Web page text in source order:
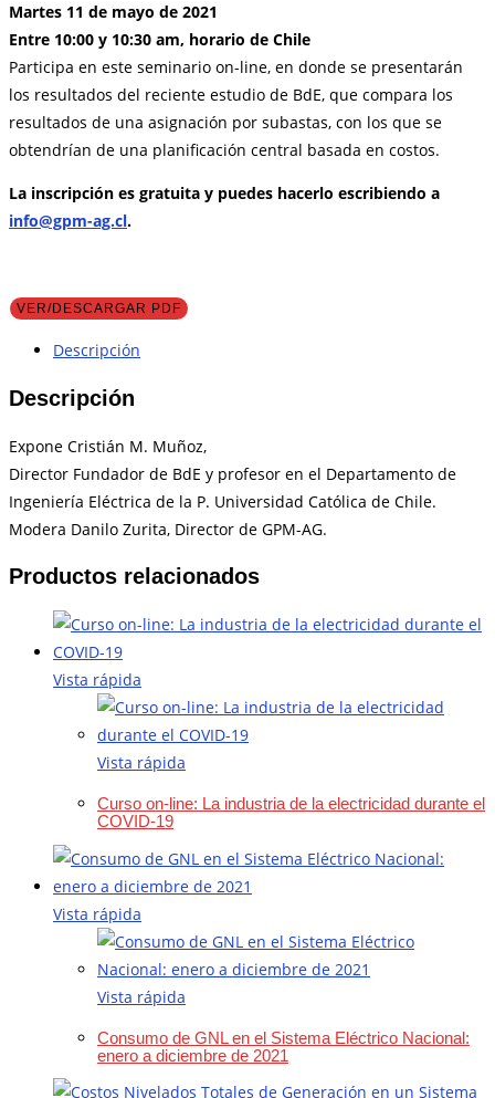
Martes 11 de mayo de 2021
Entre 10:00 y 10:30 am, horario de Chile
Participa en este seminario on-line, en donde se presentarán
los resultados del reciente estudio de BdE, que compara los
resultados de una asignación por subastas, con los que se
obtendrían de una planificación central basada en costos.
La inscripción es gratuita y puedes hacerlo escribiendo a
info@gpm-ag.cl.
VER/DESCARGAR PDF
Descripción
Descripción
Expone Cristián M. Muñoz,
Director Fundador de BdE y profesor en el Departamento de
Ingeniería Eléctrica de la P. Universidad Católica de Chile.
Modera Danilo Zurita, Director de GPM-AG.
Productos relacionados
Vista rápida
Vista rápida
Curso on-line: La industria de la electricidad durante el
COVID-19
Vista rápida
Vista rápida
Consumo de GNL en el Sistema Eléctrico Nacional:
enero a diciembre de 2021